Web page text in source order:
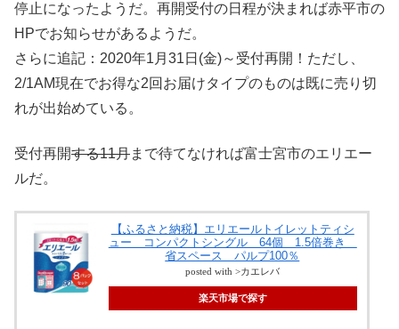
停止になったようだ。再開受付の日程が決まれば赤平市の
HPでお知らせがあるようだ。
さらに追記：2020年1月31日(金)～受付再開！ただし、
2/1AM現在でお得な2回お届けタイプのものは既に売り切
れが出始めている。
受付再開する11月まで待てなければ富士宮市のエリエー
ルだ。
【ふるさと納税】エリエールトイレットティシ
ュー コンパクトシングル 64個 1.5倍巻き
省スペース パルプ100％
posted with >カエレバ
楽天市場で探す